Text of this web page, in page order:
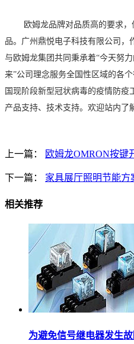
欧姆龙品牌对品质高的要求，
品。广州鼎悦电子科技有限公司，
与欧姆龙集团共同秉承着“今天努
来”公司理念服务全国性区域的各
国现阶段新型冠状病毒的疫情防
产品支持、技术支持。欢迎站内了
上一篇： 欧姆龙OMRON按键
下一篇： 家具展厅照明节能
相关推荐
为避免信号继电器发生